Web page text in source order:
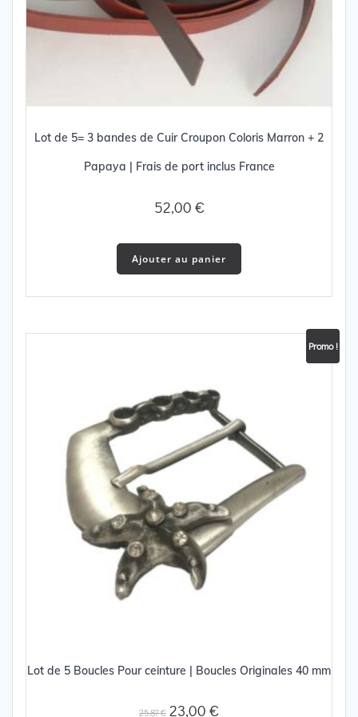
Lot de 5= 3 bandes de Cuir Croupon Coloris Marron + 2
Papaya | Frais de port inclus France
52,00 €
Ajouter au panier
Promo !
Lot de 5 Boucles Pour ceinture | Boucles Originales 40 mm
25,87€ Le
23,00 €